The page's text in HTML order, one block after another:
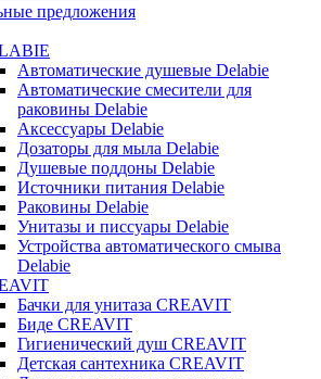
предложения
Автоматические душевые Delabie
Автоматические смесители для
раковины Delabie
Аксессуары Delabie
Дозаторы для мыла Delabie
Душевые поддоны Delabie
Источники питания Delabie
Раковины Delabie
Унитазы и писсуары Delabie
Устройства автоматического смыва
Delabie
Бачки для унитаза CREAVIT
Биде CREAVIT
Гигиенический душ CREAVIT
Детская сантехника CREAVIT